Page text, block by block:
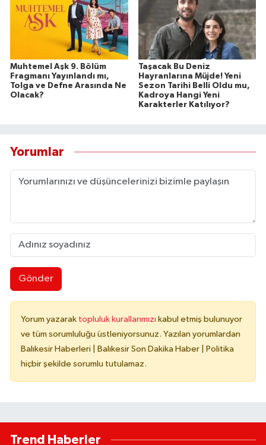
Muhtemel Aşk 9. Bölüm
Fragmanı Yayınlandı mı,
Tolga ve Defne Arasında Ne
Olacak?
Taşacak Bu Deniz
Hayranlarına Müjde! Yeni
Sezon Tarihi Belli Oldu mu,
Kadroya Hangi Yeni
Karakterler Katılıyor?
Yorumlar
Gönder
Yorum yazarak topluluk kurallarımızı kabul etmiş bulunuyor
ve tüm sorumluluğu üstleniyorsunuz. Yazılan yorumlardan
Balıkesir Haberleri | Balıkesir Son Dakika Haber | Politika
hiçbir şekilde sorumlu tutulamaz.
Trend Haberler